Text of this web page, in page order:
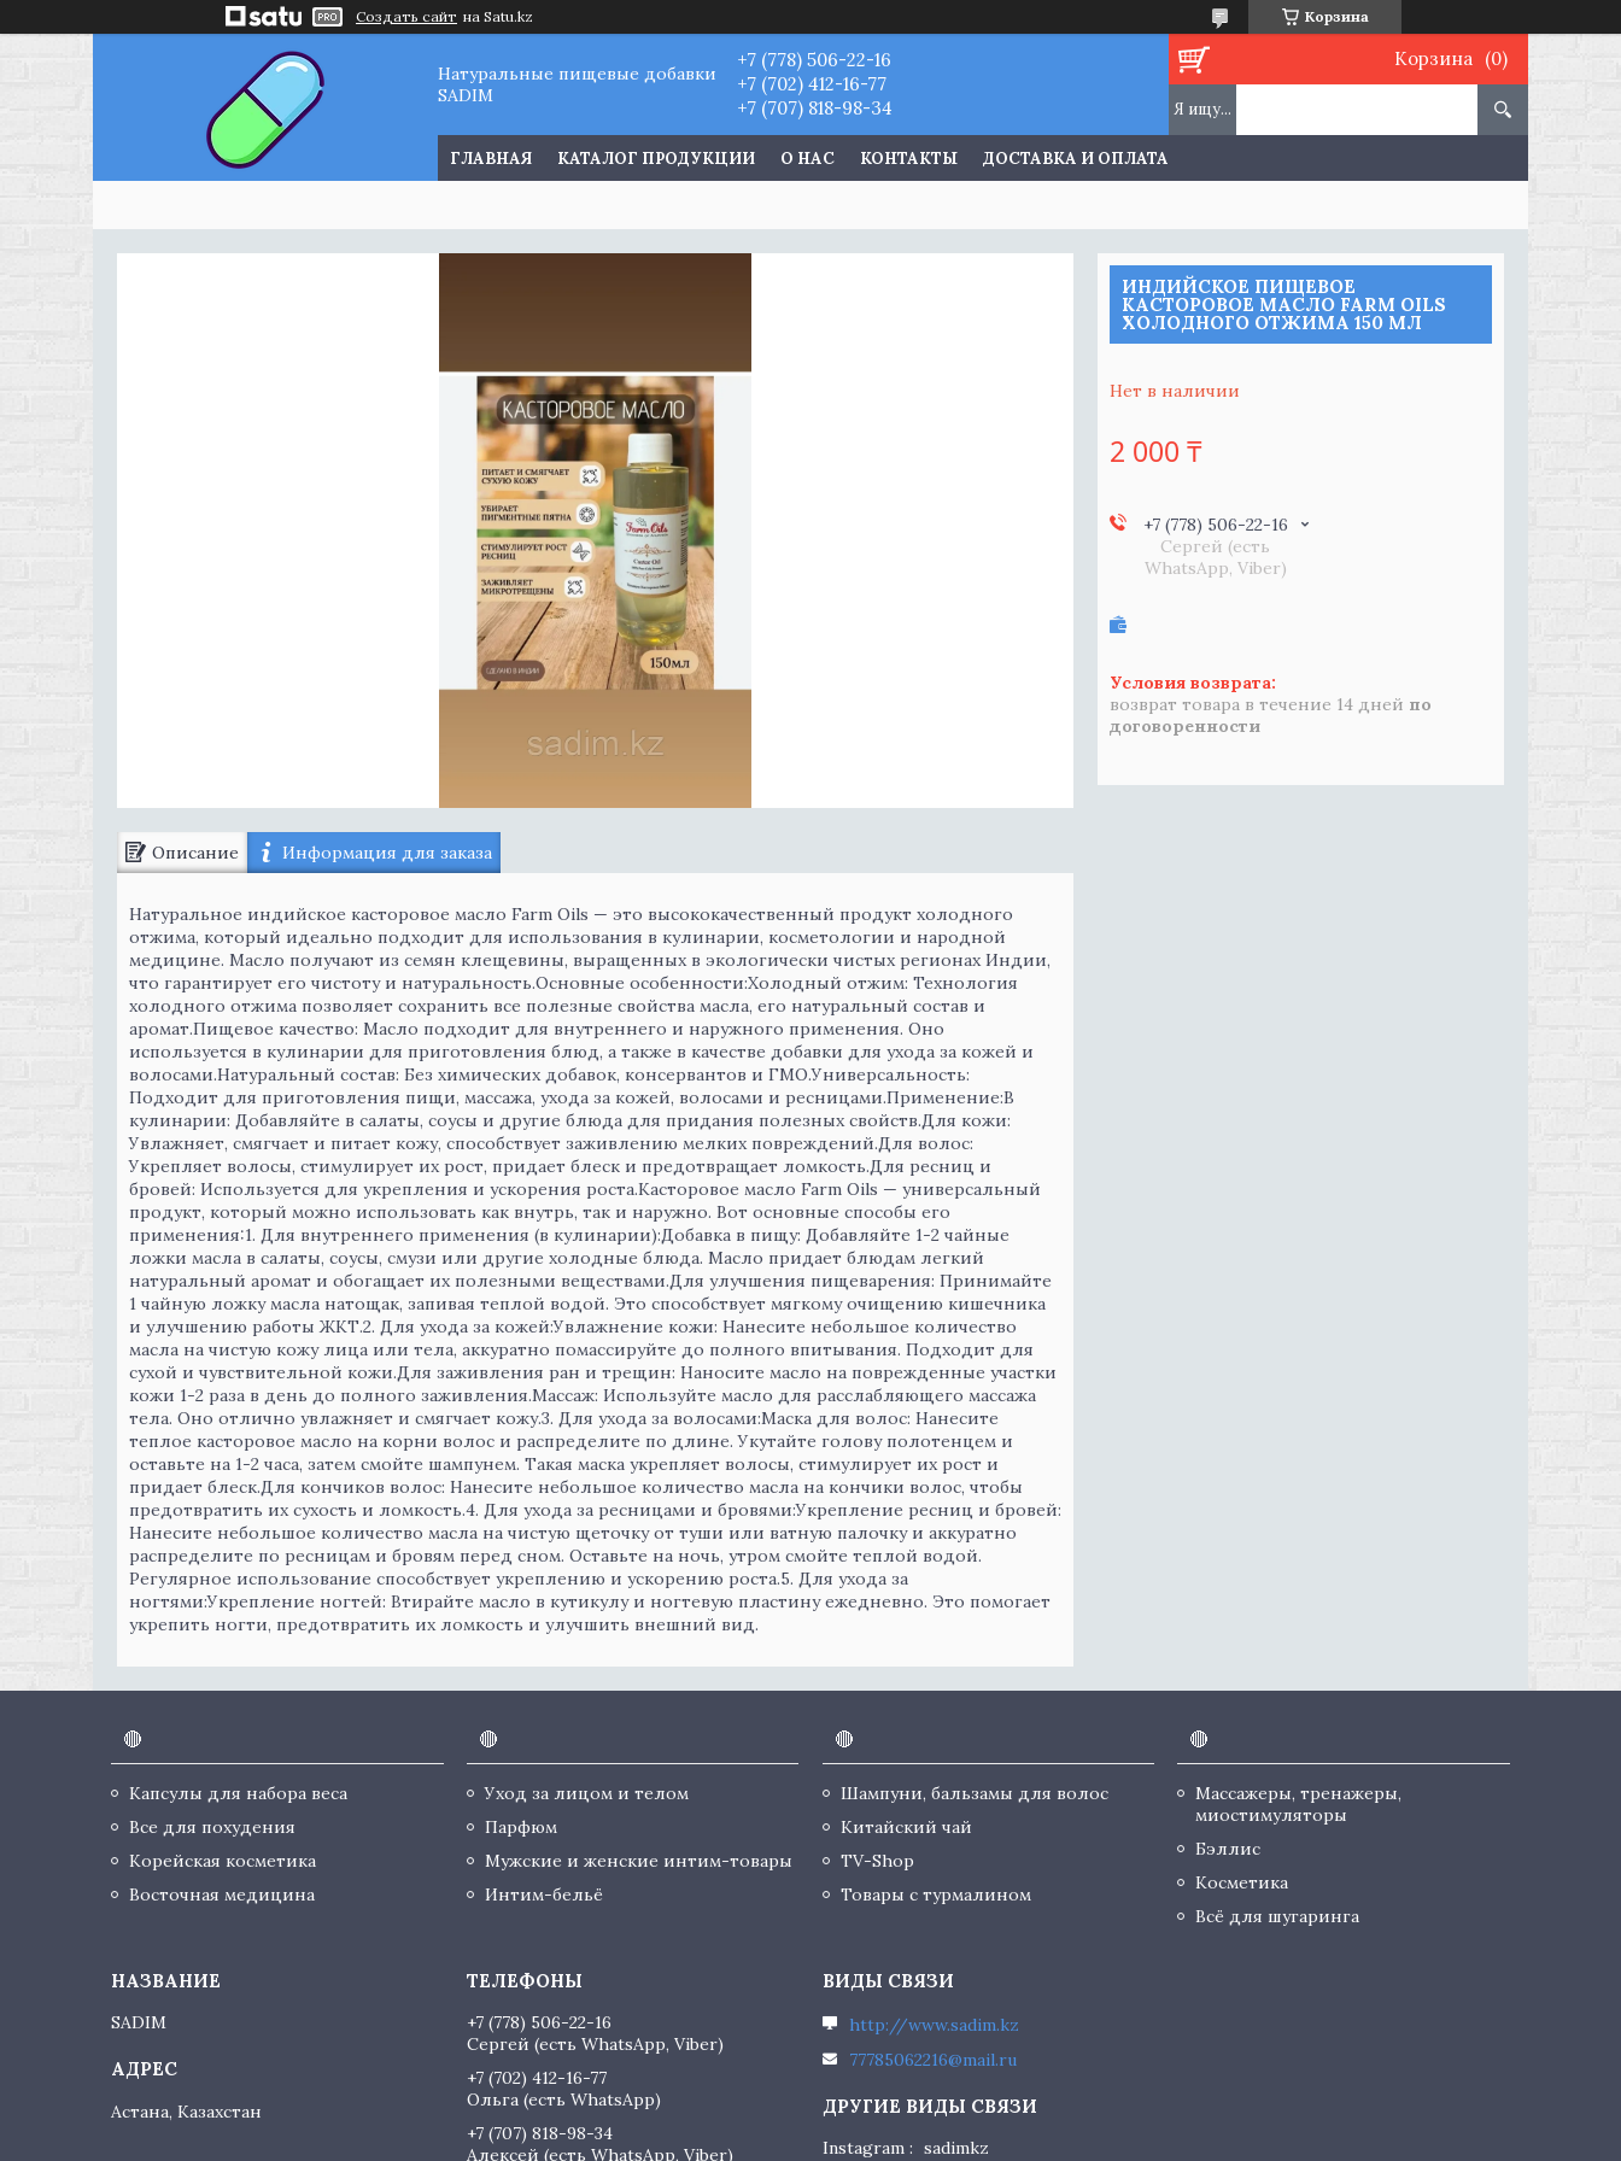
Создать сайт на Satu.kz Корзина
Натуральные пищевые добавки
SADIM
+7 (778) 506-22-16
+7 (702) 412-16-77
+7 (707) 818-98-34
Корзина
ГЛАВНАЯ КАТАЛОГ ПРОДУКЦИИ О НАС КОНТАКТЫ ДОСТАВКА И ОПЛАТА
Описание Информация для заказа
Натуральное индийское касторовое масло Farm Oils — это высококачественный продукт холодного
отжима, который идеально подходит для использования в кулинарии, косметологии и народной
медицине. Масло получают из семян клещевины, выращенных в экологически чистых регионах Индии,
что гарантирует его чистоту и натуральность.Основные особенности:Холодный отжим: Технология
холодного отжима позволяет сохранить все полезные свойства масла, его натуральный состав и
аромат.Пищевое качество: Масло подходит для внутреннего и наружного применения. Оно
используется в кулинарии для приготовления блюд, а также в качестве добавки для ухода за кожей и
волосами.Натуральный состав: Без химических добавок, консервантов и ГМО.Универсальность:
Подходит для приготовления пищи, массажа, ухода за кожей, волосами и ресницами.Применение:В
кулинарии: Добавляйте в салаты, соусы и другие блюда для придания полезных свойств.Для кожи:
Увлажняет, смягчает и питает кожу, способствует заживлению мелких повреждений.Для волос:
Укрепляет волосы, стимулирует их рост, придает блеск и предотвращает ломкость.Для ресниц и
бровей: Используется для укрепления и ускорения роста.Касторовое масло Farm Oils — универсальный
продукт, который можно использовать как внутрь, так и наружно. Вот основные способы его
применения:1. Для внутреннего применения (в кулинарии):Добавка в пищу: Добавляйте 1-2 чайные
ложки масла в салаты, соусы, смузи или другие холодные блюда. Масло придает блюдам легкий
натуральный аромат и обогащает их полезными веществами.Для улучшения пищеварения: Принимайте
1 чайную ложку масла натощак, запивая теплой водой. Это способствует мягкому очищению кишечника
и улучшению работы ЖКТ.2. Для ухода за кожей:Увлажнение кожи: Нанесите небольшое количество
масла на чистую кожу лица или тела, аккуратно помассируйте до полного впитывания. Подходит для
сухой и чувствительной кожи.Для заживления ран и трещин: Наносите масло на поврежденные участки
кожи 1-2 раза в день до полного заживления.Массаж: Используйте масло для расслабляющего массажа
тела. Оно отлично увлажняет и смягчает кожу.3. Для ухода за волосами:Маска для волос: Нанесите
теплое касторовое масло на корни волос и распределите по длине. Укутайте голову полотенцем и
оставьте на 1-2 часа, затем смойте шампунем. Такая маска укрепляет волосы, стимулирует их рост и
придает блеск.Для кончиков волос: Нанесите небольшое количество масла на кончики волос, чтобы
предотвратить их сухость и ломкость.4. Для ухода за ресницами и бровями:Укрепление ресниц и бровей:
Нанесите небольшое количество масла на чистую щеточку от туши или ватную палочку и аккуратно
распределите по ресницам и бровям перед сном. Оставьте на ночь, утром смойте теплой водой.
Регулярное использование способствует укреплению и ускорению роста.5. Для ухода за
ногтями:Укрепление ногтей: Втирайте масло в кутикулу и ногтевую пластину ежедневно. Это помогает
укрепить ногти, предотвратить их ломкость и улучшить внешний вид.
ИНДИЙСКОЕ ПИЩЕВОЕ
КАСТОРОВОЕ МАСЛО FARM OILS
ХОЛОДНОГО ОТЖИМА 150 МЛ
Нет в наличии
2 000 ₸
+7 (778) 506-22-16
Сергей (есть
WhatsApp, Viber)
возврат товара в течение 14 дней по
договоренности
🔴
Капсулы для набора веса
Все для похудения
Корейская косметика
Восточная медицина
🔴
Уход за лицом и телом
Парфюм
Мужские и женские интим-товары
Интим-бельё
🔴
Шампуни, бальзамы для волос
Китайский чай
TV-Shop
Товары с турмалином
🔴
Массажеры, тренажеры,
миостимуляторы
Бэллис
Косметика
Всё для шугаринга
SADIM
Астана, Казахстан
+7 (778) 506-22-16
Сергей (есть WhatsApp, Viber)
+7 (702) 412-16-77
Ольга (есть WhatsApp)
+7 (707) 818-98-34
Алексей (есть WhatsApp, Viber)
http://www.sadim.kz
77785062216@mail.ru
Instagram sadimkz